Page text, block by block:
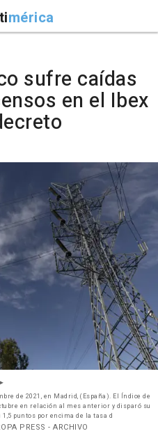
mérica
sufre caídas
en el Ibex
de 2021, en Madrid, (España). El Índice de
en relación al mes anterior y disparó su
puntos por encima de la tasa d
PRESS - ARCHIVO